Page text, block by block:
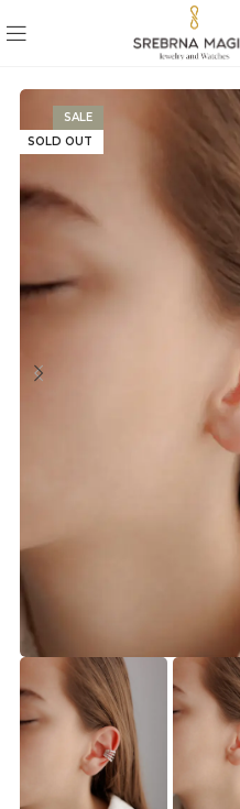
SALE
SOLD OUT